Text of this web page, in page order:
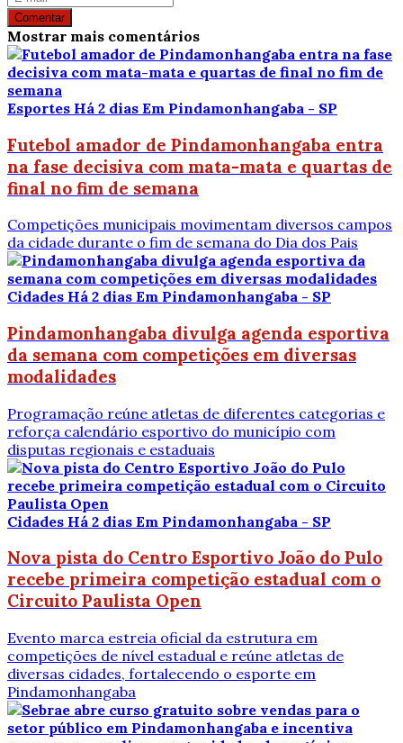
Comentar
Mostrar mais comentários
Esportes Há 2 dias Em Pindamonhangaba - SP
Futebol amador de Pindamonhangaba entra
na fase decisiva com mata-mata e quartas de
final no fim de semana
Competições municipais movimentam diversos campos
da cidade durante o fim de semana do Dia dos Pais
Cidades Há 2 dias Em Pindamonhangaba - SP
Pindamonhangaba divulga agenda esportiva
da semana com competições em diversas
modalidades
Programação reúne atletas de diferentes categorias e
reforça calendário esportivo do município com
disputas regionais e estaduais
Cidades Há 2 dias Em Pindamonhangaba - SP
Nova pista do Centro Esportivo João do Pulo
recebe primeira competição estadual com o
Circuito Paulista Open
Evento marca estreia oficial da estrutura em
competições de nível estadual e reúne atletas de
diversas cidades, fortalecendo o esporte em
Pindamonhangaba